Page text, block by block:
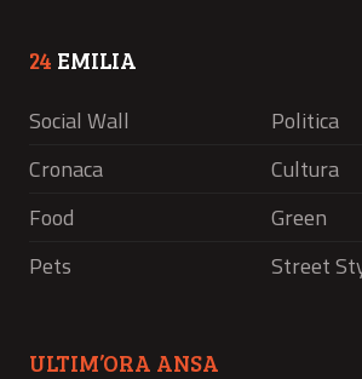
24 EMILIA
Social Wall
Politica
Cronaca
Cultura
Food
Green
Pets
Street
ULTIM’ORA ANSA